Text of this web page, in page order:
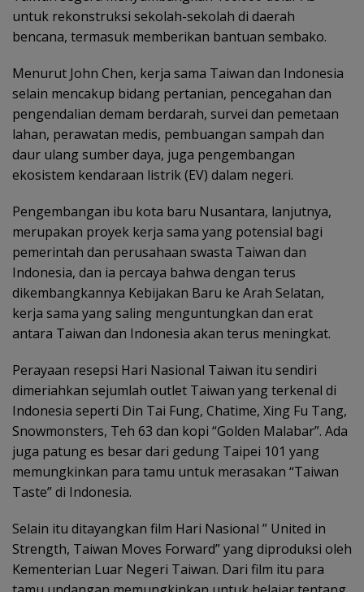
untuk rekonstruksi sekolah-sekolah di daerah
bencana, termasuk memberikan bantuan sembako.
Menurut John Chen, kerja sama Taiwan dan Indonesia
selain mencakup bidang pertanian, pencegahan dan
pengendalian demam berdarah, survei dan pemetaan
lahan, perawatan medis, pembuangan sampah dan
daur ulang sumber daya, juga pengembangan
ekosistem kendaraan listrik (EV) dalam negeri.
Pengembangan ibu kota baru Nusantara, lanjutnya,
merupakan proyek kerja sama yang potensial bagi
pemerintah dan perusahaan swasta Taiwan dan
Indonesia, dan ia percaya bahwa dengan terus
dikembangkannya Kebijakan Baru ke Arah Selatan,
kerja sama yang saling menguntungkan dan erat
antara Taiwan dan Indonesia akan terus meningkat.
Perayaan resepsi Hari Nasional Taiwan itu sendiri
dimeriahkan sejumlah outlet Taiwan yang terkenal di
Indonesia seperti Din Tai Fung, Chatime, Xing Fu Tang,
Snowmonsters, Teh 63 dan kopi “Golden Malabar”. Ada
juga patung es besar dari gedung Taipei 101 yang
memungkinkan para tamu untuk merasakan “Taiwan
Taste” di Indonesia.
Selain itu ditayangkan film Hari Nasional ” United in
Strength, Taiwan Moves Forward” yang diproduksi oleh
Kementerian Luar Negeri Taiwan. Dari film itu para